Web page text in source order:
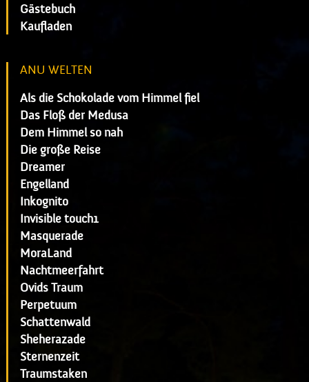
Gästebuch
Kaufladen
ANU WELTEN
Als die Schokolade vom Himmel fiel
Das Floß der Medusa
Dem Himmel so nah
Die große Reise
Dreamer
Engelland
Inkognito
Invisible touch1
Masquerade
MoraLand
Nachtmeerfahrt
Ovids Traum
Perpetuum
Schattenwald
Sheherazade
Sternenzeit
Traumstaken